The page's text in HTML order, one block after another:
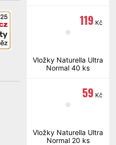
119 Kč
Vložky Naturella Ultra
Normal 40 ks
59 Kč
Vložky Naturella Ultra
Normal 20 ks